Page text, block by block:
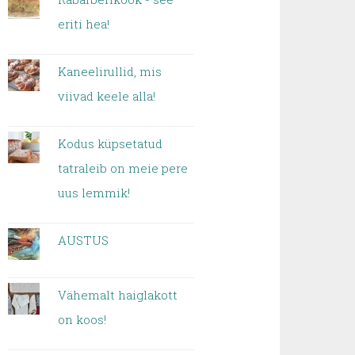
eriti hea!
Kaneelirullid, mis
viivad keele alla!
Kodus küpsetatud
tatraleib on meie pere
uus lemmik!
AUSTUS
Vähemalt haiglakott
on koos!